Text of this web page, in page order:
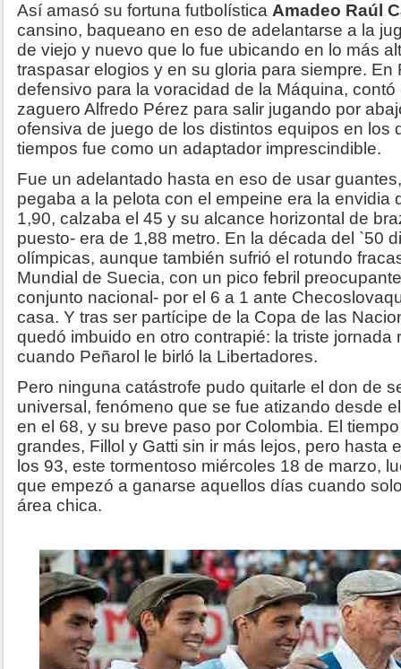
Así amasó su fortuna futbolística Amadeo Raúl
cansino, baqueano en eso de adelantarse a la
de viejo y nuevo que lo fue ubicando en lo más
traspasar elogios y en su gloria para siempre. En
defensivo para la voracidad de la Máquina,
zaguero Alfredo Pérez para salir jugando por
ofensiva de juego de los distintos equipos en los
tiempos fue como un adaptador imprescindible.
Fue un adelantado hasta en eso de usar
pegaba a la pelota con el empeine era la envidia
1,90, calzaba el 45 y su alcance horizontal de
puesto- era de 1,88 metro. En la década del `50
olímpicas, aunque también sufrió el rotundo
Mundial de Suecia, con un pico febril
conjunto nacional- por el 6 a 1 ante
casa. Y tras ser partícipe de la Copa de las
quedó imbuido en otro contrapié: la triste jornada
cuando Peñarol le birló la Libertadores.
Pero ninguna catástrofe pudo quitarle el don de
universal, fenómeno que se fue atizando desde
en el 68, y su breve paso por Colombia. El
grandes, Fillol y Gatti sin ir más lejos, pero hasta
los 93, este tormentoso miércoles 18 de marzo,
que empezó a ganarse aquellos días cuando
área chica.